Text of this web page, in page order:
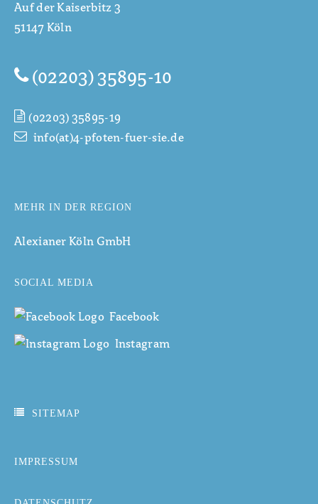
Auf der Kaiserbitz 3
51147 Köln
(02203) 35895-10
(02203) 35895-19
info(at)4-pfoten-fuer-sie.de
MEHR IN DER REGION
Alexianer Köln GmbH
SOCIAL MEDIA
Facebook
Instagram
SITEMAP
IMPRESSUM